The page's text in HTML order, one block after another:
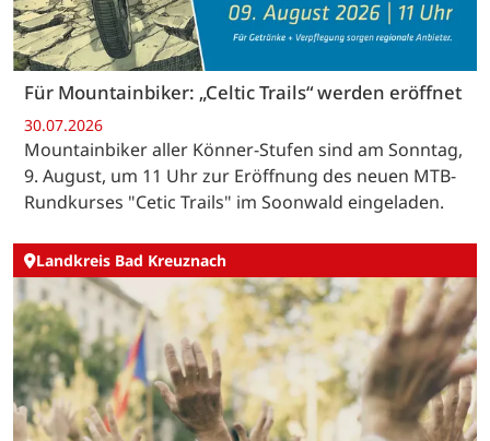
Für Mountainbiker: „Celtic Trails“ werden eröffnet
30.07.2026
Mountainbiker aller Könner-Stufen sind am Sonntag,
9. August, um 11 Uhr zur Eröffnung des neuen MTB-
Rundkurses "Cetic Trails" im Soonwald eingeladen.
Landkreis Bad Kreuznach